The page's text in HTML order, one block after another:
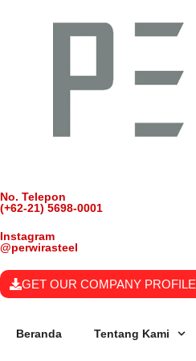
No. Telepon
(+62-21) 5698-0001
Instagram
@perwirasteel
GET OUR COMPANY PROFILE
Beranda Tentang Kami